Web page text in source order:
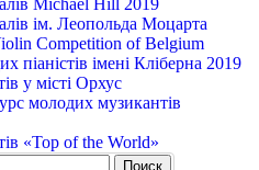
ім. Леопольда Моцарта
Competition of Belgium
імені Кліберна 2019
у місті Орхус
молодих музикантів
«Top of the World»